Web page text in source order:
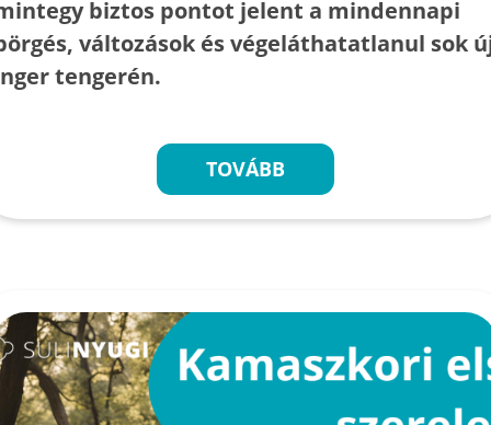
biztos pontot jelent a mindennapi
változások és végeláthatatlanul sok
tengerén.
TOVÁBB